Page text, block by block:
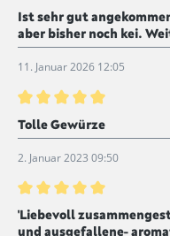
Bewertung mit 5 von 5
Ist sehr gut
aber bisher noch kei.
11. Januar 2026 12:05
Bewertung mit 5 von 5
Tolle Gewürze
2. Januar 2023 09:50
Bewertung mit 5 von 5
'Liebevoll
und ausgefallene-